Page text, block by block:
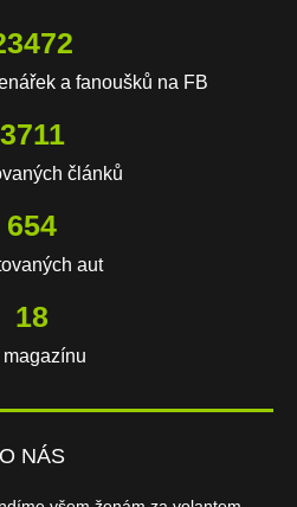
a fanoušků na FB
3711
článků
654
aut
18
magazínu
O NÁS